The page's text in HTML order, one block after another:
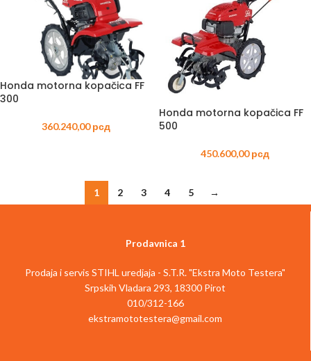
Honda motorna kopačica FF
300
360.240,00рсд
Honda motorna kopačica FF
500
450.600,00рсд
1 2 3 4 5 →
Prodavnica 1
Prodaja i servis STIHL uredjaja - S.T.R. "Ekstra Moto Testera"
Srpskih Vladara 293, 18300 Pirot
010/312-166
ekstramototestera@gmail.com